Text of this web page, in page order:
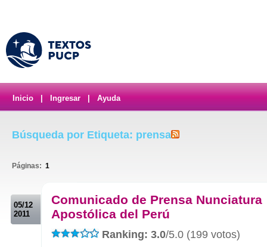
Inicio Ingresar Ayuda
Búsqueda por Etiqueta: prensa
Páginas: 1
05/12
2011
Comunicado de Prensa Nunciatura
Apostólica del Perú
Ranking: 3.0/5.0 (199 votos)